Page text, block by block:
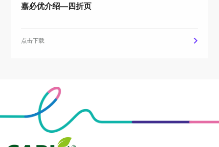
嘉必优介绍—四折页
点击下载